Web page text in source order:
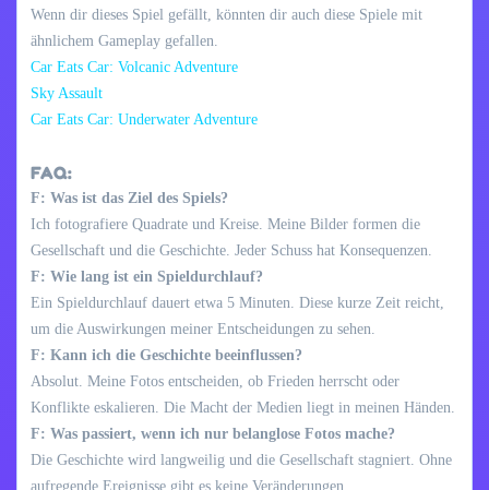
Wenn dir dieses Spiel gefällt, könnten dir auch diese Spiele mit
ähnlichem Gameplay gefallen.
Car Eats Car: Volcanic Adventure
Sky Assault
Car Eats Car: Underwater Adventure
FAQ:
F: Was ist das Ziel des Spiels?
Ich fotografiere Quadrate und Kreise. Meine Bilder formen die
Gesellschaft und die Geschichte. Jeder Schuss hat Konsequenzen.
F: Wie lang ist ein Spieldurchlauf?
Ein Spieldurchlauf dauert etwa 5 Minuten. Diese kurze Zeit reicht,
um die Auswirkungen meiner Entscheidungen zu sehen.
F: Kann ich die Geschichte beeinflussen?
Absolut. Meine Fotos entscheiden, ob Frieden herrscht oder
Konflikte eskalieren. Die Macht der Medien liegt in meinen Händen.
F: Was passiert, wenn ich nur belanglose Fotos mache?
Die Geschichte wird langweilig und die Gesellschaft stagniert. Ohne
aufregende Ereignisse gibt es keine Veränderungen.